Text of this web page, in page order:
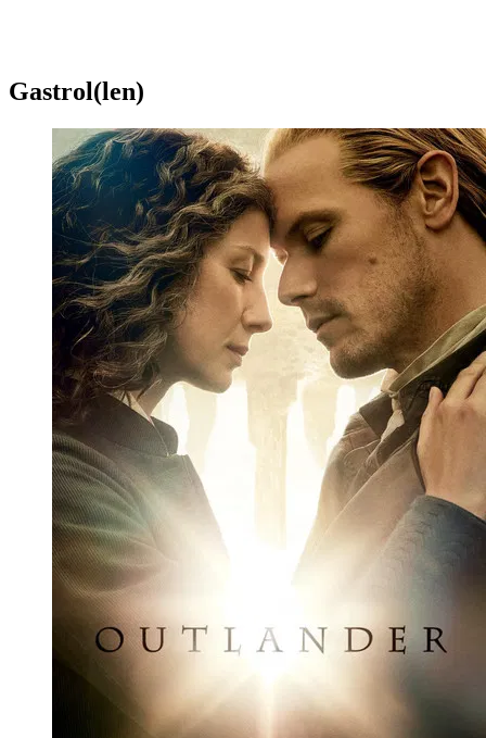
Gastrol(len)